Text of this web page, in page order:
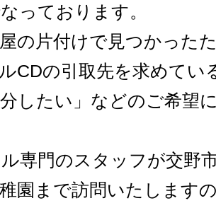
っております。
屋の片付けで見つかった
CDの引取先を求めてい
したい」などのご希望
専門のスタッフが交野
園まで訪問いたします